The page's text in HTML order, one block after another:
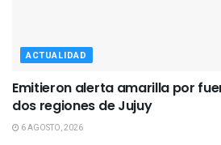
ACTUALIDAD
Emitieron alerta amarilla por
dos regiones de Jujuy
6 AGOSTO, 2026